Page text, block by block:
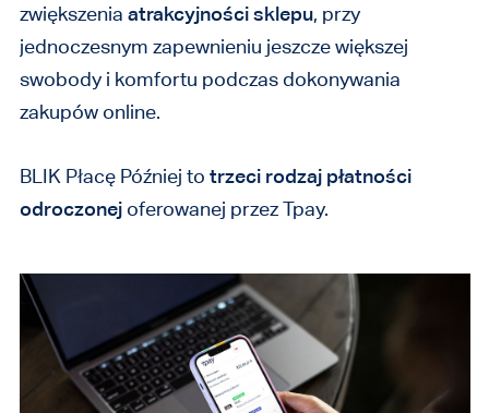
zwiększenia atrakcyjności sklepu, przy
jednoczesnym zapewnieniu jeszcze większej
swobody i komfortu podczas dokonywania
zakupów online.
BLIK Płacę Później to trzeci rodzaj płatności
odroczonejoferowanej przez Tpay.